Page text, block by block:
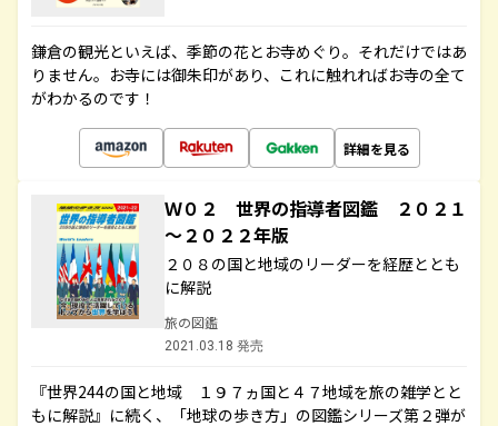
鎌倉の観光といえば、季節の花とお寺めぐり。それだけではあ
りません。お寺には御朱印があり、これに触れればお寺の全て
がわかるのです！
詳細を見る
Ｗ０２ 世界の指導者図鑑 ２０２１
～２０２２年版
２０８の国と地域のリーダーを経歴ととも
に解説
旅の図鑑
2021.03.18 発売
『世界244の国と地域 １９７ヵ国と４７地域を旅の雑学とと
もに解説』に続く、「地球の歩き方」の図鑑シリーズ第２弾が